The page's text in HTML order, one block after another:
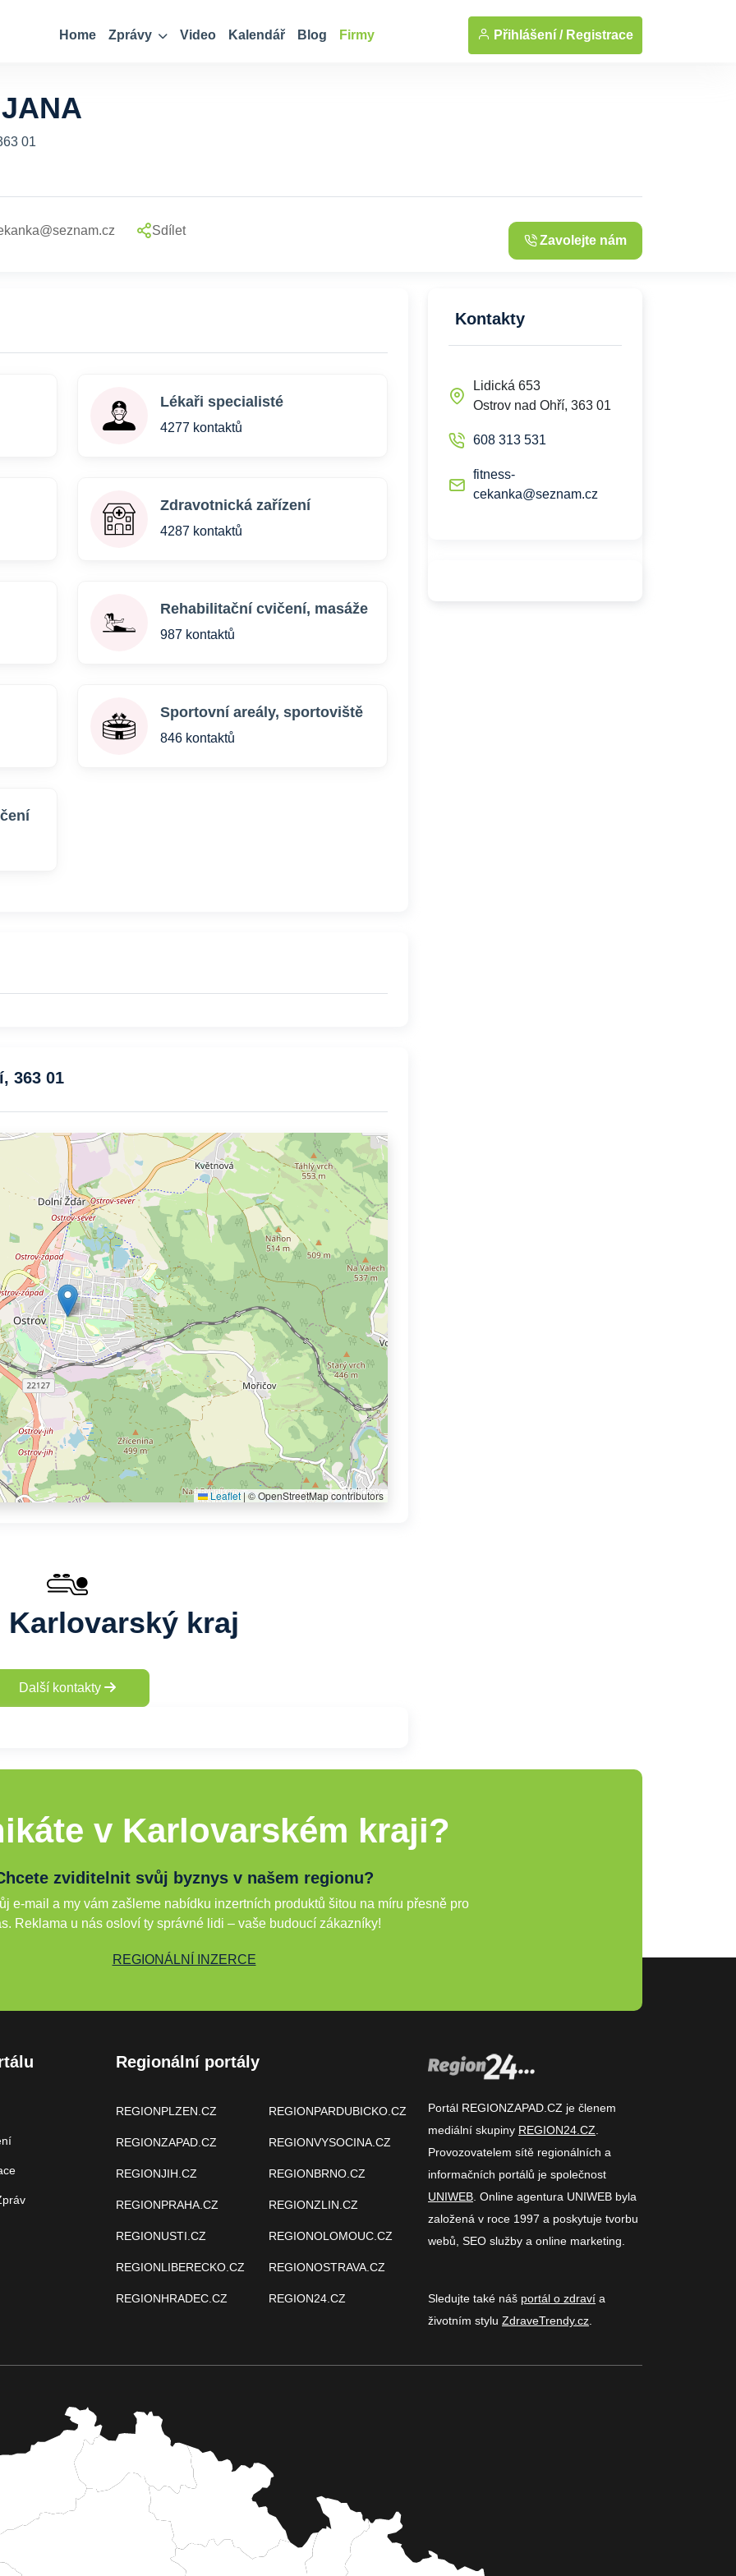
Home Zprávy Video Kalendář Blog Firmy Přihlášení / Registrace
... Zobrazit fotografie
01
Sdílet
Zavolejte nám
Lékaři specialisté
4277 kontaktů
Zdravotnická zařízení
4287 kontaktů
Rehabilitační cvičení, masáže
987 kontaktů
Sportovní areály, sportoviště
846 kontaktů
363 01
Leaflet |© OpenStreetMap contributors
Karlovarský kraj
Další kontakty
Kontakty
Lidická 653
Ostrov nad Ohří, 363 01
608 313 531
fitness-
cekanka@seznam.cz
v Karlovarském kraji?
zviditelnit svůj byznys v našem regionu?
e-mail a my vám zašleme nabídku inzertních produktů šitou na míru přesně pro
Reklama u nás osloví ty správné lidi – vaše budoucí zákazníky!
REGIONÁLNÍ INZERCE
Regionální portály
REGIONPLZEN.CZ
REGIONZAPAD.CZ
REGIONJIH.CZ
REGIONPRAHA.CZ
REGIONUSTI.CZ
REGIONLIBERECKO.CZ
REGIONHRADEC.CZ
REGIONPARDUBICKO.CZ
REGIONVYSOCINA.CZ
REGIONBRNO.CZ
REGIONZLIN.CZ
REGIONOLOMOUC.CZ
REGIONOSTRAVA.CZ
REGION24.CZ
Portál REGIONZAPAD.CZ je členem
mediální skupiny REGION24.CZ
Provozovatelem sítě regionálních a
informačních portálů je společnost
UNIWEB . Online agentura UNIWEB byla
založená v roce 1997 a poskytuje tvorbu
webů, SEO služby a online marketing.
Sledujte také náš portál o zdraví a
životním stylu ZdraveTrendy.cz